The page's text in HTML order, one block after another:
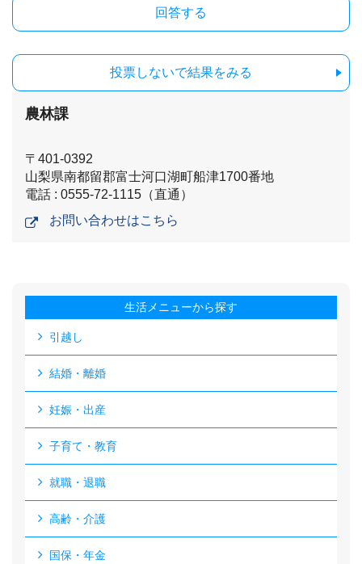
投票しないで結果をみる
農林課
〒401-0392
山梨県南都留郡富士河口湖町船津1700番地
電話 : 0555-72-1115（直通）
お問い合わせはこちら
生活メニューから探す
引越し
結婚・離婚
妊娠・出産
子育て・教育
就職・退職
高齢・介護
国保・年金